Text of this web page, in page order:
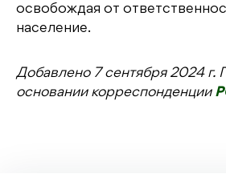
освобождая от
население.
Добавлено 7 сентября 2024 г.
основании корреспонденции